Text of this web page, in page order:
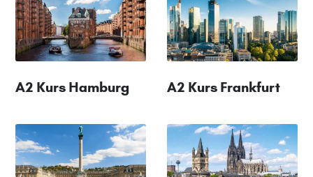
A2 Kurs Hamburg A2 Kurs Frankfurt